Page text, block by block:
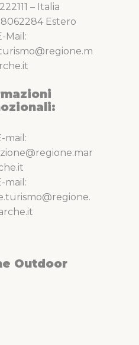
– Italia
8062284 Estero
Mail:
mail:
mail:
Outdoor